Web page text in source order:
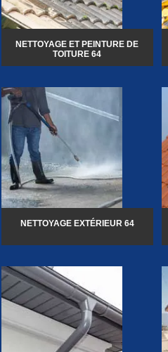
NETTOYAGE ET PEINTURE DE
TOITURE 64
NETTOYAGE EXTÉRIEUR 64